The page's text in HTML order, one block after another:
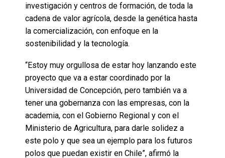
investigación y centros de formación, de toda la
cadena de valor agrícola, desde la genética hasta
la comercialización, con enfoque en la
sostenibilidad y la tecnología.
“Estoy muy orgullosa de estar hoy lanzando este
proyecto que va a estar coordinado por la
Universidad de Concepción, pero también va a
tener una gobernanza con las empresas, con la
academia, con el Gobierno Regional y con el
Ministerio de Agricultura, para darle solidez a
este polo y que sea un ejemplo para los futuros
polos que puedan existir en Chile”, afirmó la